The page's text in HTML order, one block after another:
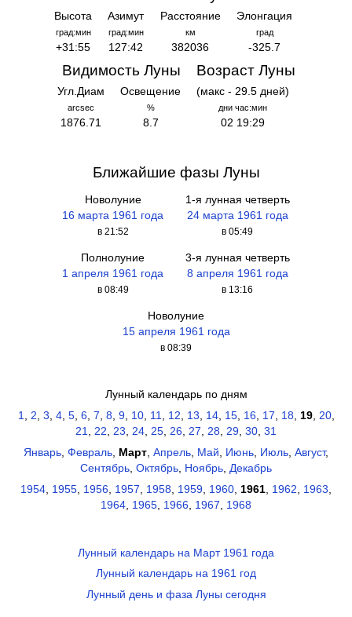
Высота
град:мин
+31:55
Азимут
град:мин
127:42
Расстояние
км
382036
Элонгация
град
-325.7
Видимость Луны
Угл.Диам
arcsec
1876.71
Освещение
%
8.7
Возраст Луны
(макс - 29.5 дней)
дни час:мин
02 19:29
Ближайшие фазы Луны
Новолуние
16 марта 1961 года
в 21:52
1-я лунная четверть
24 марта 1961 года
в 05:49
Полнолуние
1 апреля 1961 года
в 08:49
3-я лунная четверть
8 апреля 1961 года
в 13:16
Новолуние
15 апреля 1961 года
в 08:39
Лунный календарь по дням
1, 2, 3, 4, 5, 6, 7, 8, 9, 10, 11, 12, 13, 14, 15, 16, 17, 18, 19, 20,
21, 22, 23, 24, 25, 26, 27, 28, 29, 30, 31
Январь Февраль Март Апрель Май Июнь Июль Август,
Сентябрь Октябрь Ноябрь Декабрь
1954 1955 1956 1957 1958 1959 1960 1961 1962 1963
1964 1965 1966 1967 1968
Лунный календарь на Март 1961 года
Лунный календарь на 1961 год
Лунный день и фаза Луны сегодня